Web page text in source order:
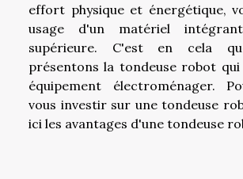
effort physique et énergétique,
usage d'un matériel
supérieure. C'est en cela
présentons la tondeuse robot
équipement électroménager.
vous investir sur une tondeuse
ici les avantages d'une tondeuse